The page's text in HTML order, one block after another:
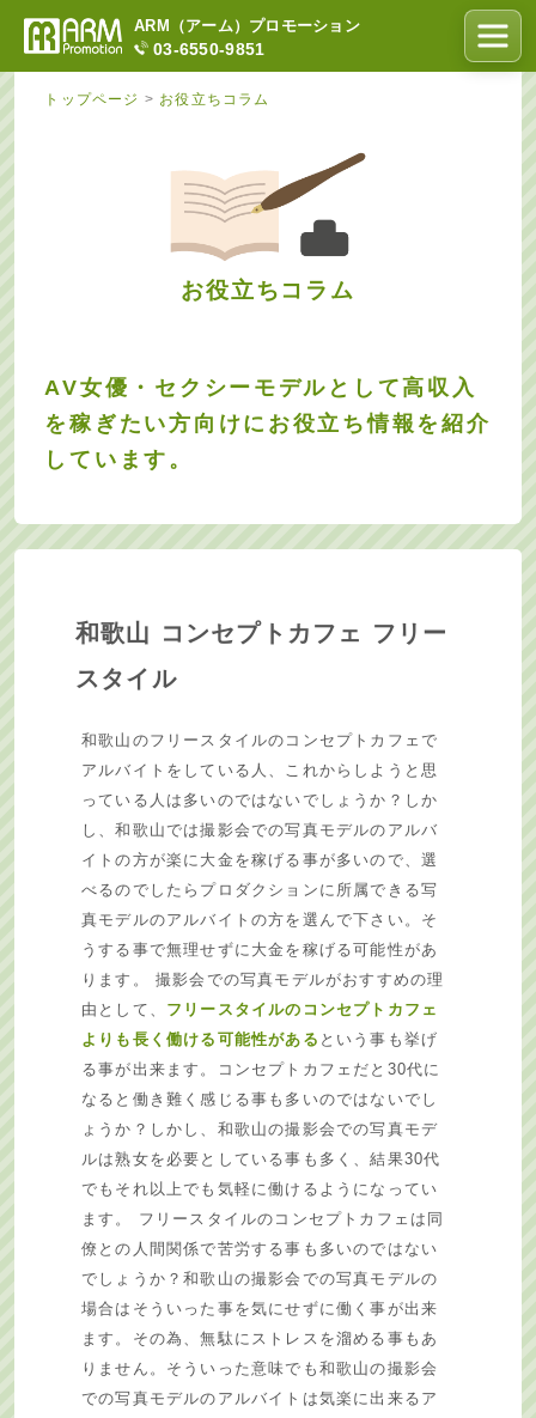
ARM（アーム）プロモーション
03-6550-9851
トップページ > お役立ちコラム
お役立ちコラム
AV女優・セクシーモデルとして高収入
を稼ぎたい方向けにお役立ち情報を紹介
しています。
和歌山 コンセプトカフェ フリー
スタイル
和歌山のフリースタイルのコンセプトカフェで
アルバイトをしている人、これからしようと思
っている人は多いのではないでしょうか？しか
し、和歌山では撮影会での写真モデルのアルバ
イトの方が楽に大金を稼げる事が多いので、選
べるのでしたらプロダクションに所属できる写
真モデルのアルバイトの方を選んで下さい。そ
うする事で無理せずに大金を稼げる可能性があ
ります。 撮影会での写真モデルがおすすめの理
由として、 フリースタイルのコンセプトカフェ
よりも長く働ける可能性がある という事も挙げ
る事が出来ます。コンセプトカフェだと30代に
なると働き難く感じる事も多いのではないでし
ょうか？しかし、和歌山の撮影会での写真モデ
ルは熟女を必要としている事も多く、結果30代
でもそれ以上でも気軽に働けるようになってい
ます。 フリースタイルのコンセプトカフェは同
僚との人間関係で苦労する事も多いのではない
でしょうか？和歌山の撮影会での写真モデルの
場合はそういった事を気にせずに働く事が出来
ます。その為、無駄にストレスを溜める事もあ
りません。そういった意味でも和歌山の撮影会
での写真モデルのアルバイトは気楽に出来るア